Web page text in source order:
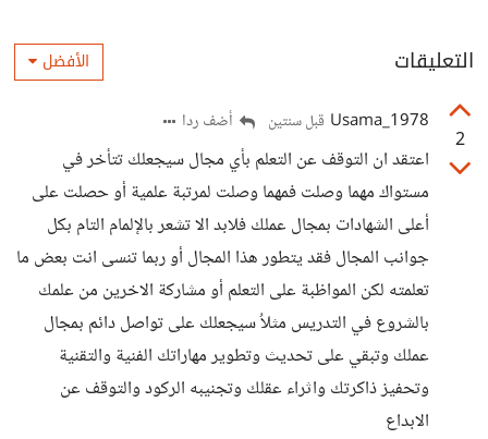
التعليقات الأفضل
2
Usama_1978 قبل سنتين أضف ردا
اعتقد ان التوقف عن التعلم بأي مجال سيجعلك تتأخر في
مستواك مهما وصلت فمهما وصلت لمرتبة علمية أو حصلت على
أعلى الشهادات بمجال عملك فلابد الا تشعر بالإلمام التام بكل
جوانب المجال فقد يتطور هذا المجال أو ربما تنسى انت بعض ما
تعلمته لكن المواظبة على التعلم أو مشاركة الاخرين من علمك
بالشروع في التدريس مثلاُ سيجعلك على تواصل دائم بمجال
عملك وتبقي على تحديث وتطوير مهاراتك الفنية والتقنية
وتحفيز ذاكرتك واثراء عقلك وتجنيبه الركود والتوقف عن
الابداع